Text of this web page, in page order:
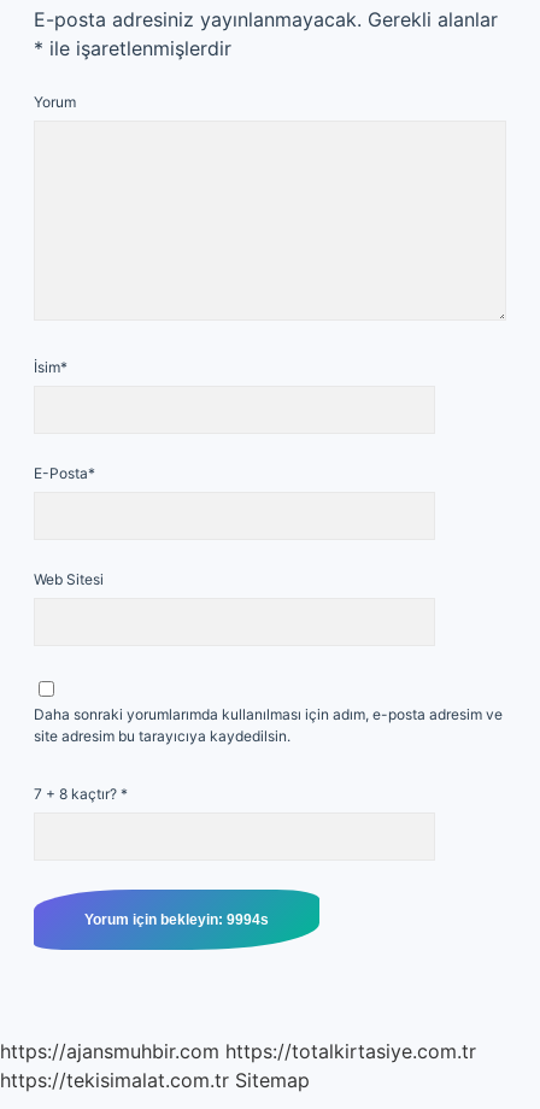
E-posta adresiniz yayınlanmayacak. Gerekli alanlar
* ile işaretlenmişlerdir
Yorum
İsim*
E-Posta*
Web Sitesi
Daha sonraki yorumlarımda kullanılması için adım, e-posta adresim ve
site adresim bu tarayıcıya kaydedilsin.
7 + 8 kaçtır? *
https://ajansmuhbir.com https://totalkirtasiye.com.tr
https://tekisimalat.com.tr Sitemap